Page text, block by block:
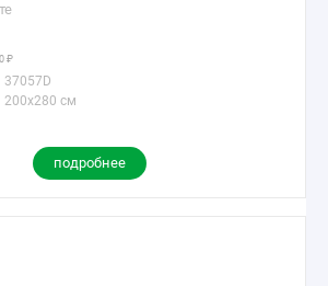
37057D
200x280 см
подробнее